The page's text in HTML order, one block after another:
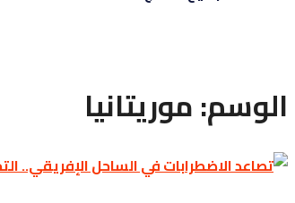
الوسم:موريتانيا